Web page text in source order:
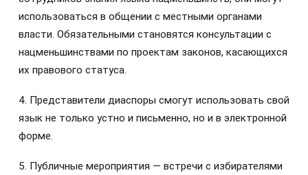
использоваться в общении с местными органами
власти. Обязательными становятся консультации с
нацменьшинствами по проектам законов, касающихся
их правового статуса.
4. Представители диаспоры смогут использовать свой
язык не только устно и письменно, но и в электронной
форме.
5. Публичные мероприятия — встречи с избирателями